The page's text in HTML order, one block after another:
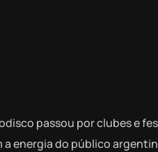
passou por clubes e
a energia do público